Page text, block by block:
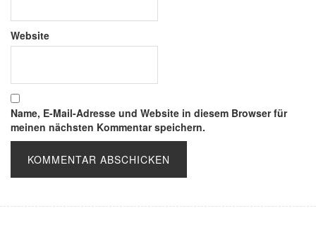
Website
Name, E-Mail-Adresse und Website in diesem Browser für
meinen nächsten Kommentar speichern.